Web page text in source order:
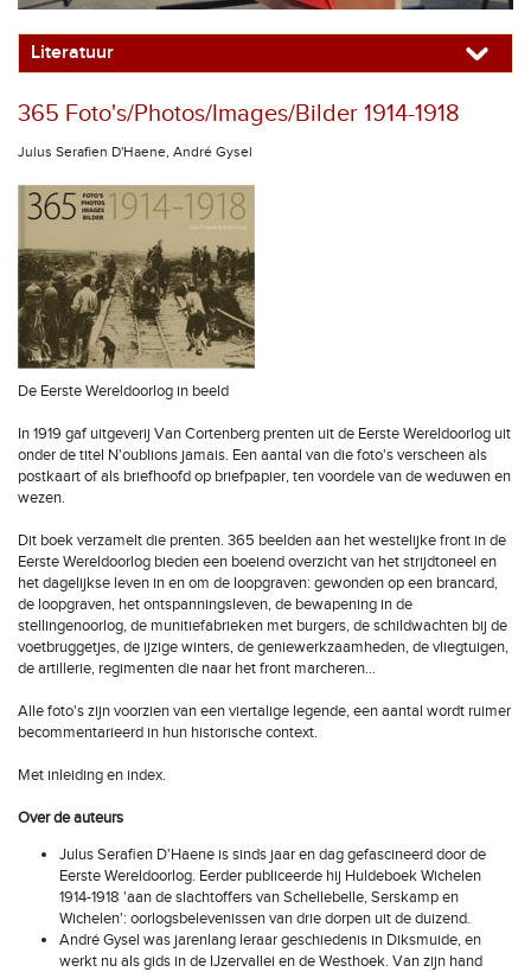
Literatuur
365 Foto's/Photos/Images/Bilder 1914-1918
Julus Serafien D'Haene, André Gysel
De Eerste Wereldoorlog in beeld
In 1919 gaf uitgeverij Van Cortenberg prenten uit de Eerste Wereldoorlog uit
onder de titel N'oublions jamais. Een aantal van die foto's verscheen als
postkaart of als briefhoofd op briefpapier, ten voordele van de weduwen en
wezen.
Dit boek verzamelt die prenten. 365 beelden aan het westelijke front in de
Eerste Wereldoorlog bieden een boeiend overzicht van het strijdtoneel en
het dagelijkse leven in en om de loopgraven: gewonden op een brancard,
de loopgraven, het ontspanningsleven, de bewapening in de
stellingenoorlog, de munitiefabrieken met burgers, de schildwachten bij de
voetbruggetjes, de ijzige winters, de geniewerkzaamheden, de vliegtuigen,
de artillerie, regimenten die naar het front marcheren...
Alle foto's zijn voorzien van een viertalige legende, een aantal wordt ruimer
becommentarieerd in hun historische context.
Met inleiding en index.
Over de auteurs
Julus Serafien D'Haene is sinds jaar en dag gefascineerd door de
Eerste Wereldoorlog. Eerder publiceerde hij Huldeboek Wichelen
1914-1918 'aan de slachtoffers van Schellebelle, Serskamp en
Wichelen': oorlogsbelevenissen van drie dorpen uit de duizend.
André Gysel was jarenlang leraar geschiedenis in Diksmuide, en
werkt nu als gids in de IJzervallei en de Westhoek. Van zijn hand